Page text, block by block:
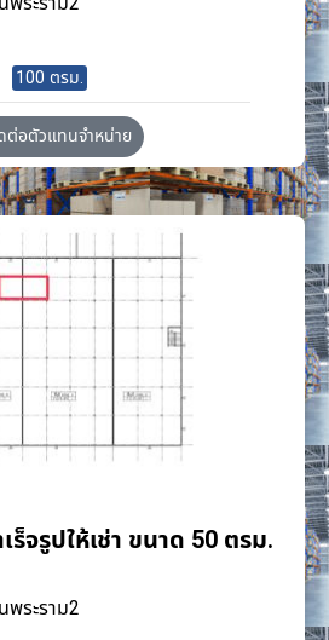
100 ตรม.
ต่อตัวแทนจำหน่าย
ร็จรูปให้เช่า ขนาด 50 ตรม.
ระราม2